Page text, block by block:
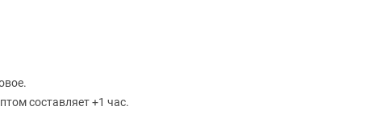
составляет +1 час.